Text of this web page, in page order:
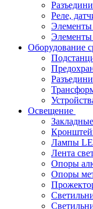
Реле,
Элементы
Элементы
Оборудование
Освещение
Лампы
Лента
Опоры
Опоры